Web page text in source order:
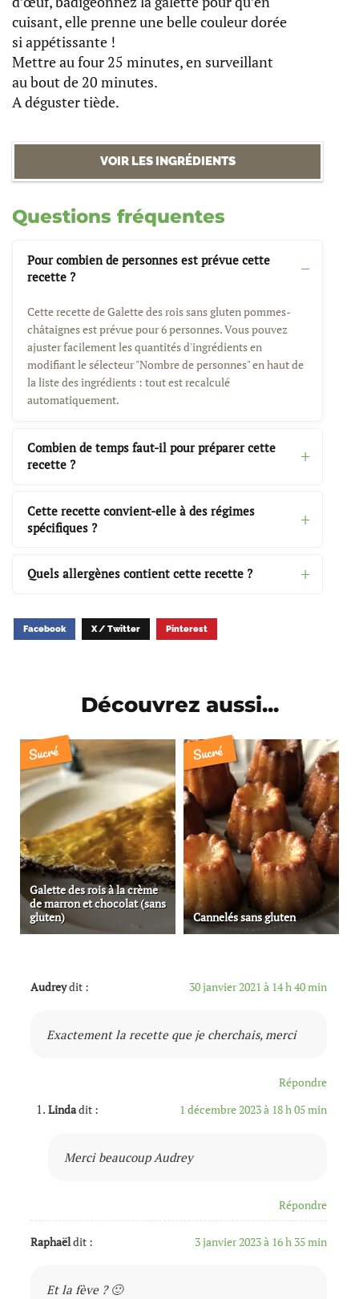
cuisant, elle prenne une belle couleur dorée
si appétissante !
Mettre au four 25 minutes, en surveillant
au bout de 20 minutes.
A déguster tiède.
VOIR LES INGRÉDIENTS
Questions fréquentes
Pour combien de personnes est prévue cette
recette ?
Cette recette de Galette des rois sans gluten pommes-
châtaignes est prévue pour 6 personnes. Vous pouvez
ajuster facilement les quantités d'ingrédients en
modifiant le sélecteur "Nombre de personnes" en haut de
la liste des ingrédients : tout est recalculé
automatiquement.
Combien de temps faut-il pour préparer cette
recette ?
Cette recette convient-elle à des régimes
spécifiques ?
Quels allergènes contient cette recette ?
Facebook X / Twitter Pinterest
Découvrez aussi...
Sucré
Galette des rois à la crème
de marron et chocolat (sans
gluten)
Sucré
Cannelés sans gluten
Audreydit : 30 janvier 2021 à 14 h 40 min
Exactement la recette que je cherchais, merci
Répondre
Lindadit : 1 décembre 2023 à 18 h 05 min
Merci beaucoup Audrey
Répondre
Raphaëldit : 3 janvier 2023 à 16 h 35 min
Et la fève ? 🙂